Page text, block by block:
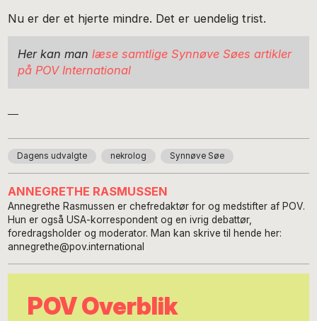
Nu er der et hjerte mindre. Det er uendelig trist.
Her kan man læse samtlige Synnøve Søes artikler
på POV International
Dagens udvalgte nekrolog Synnøve Søe
ANNEGRETHE RASMUSSEN
Annegrethe Rasmussen er chefredaktør for og medstifter af POV.
Hun er også USA-korrespondent og en ivrig debattør,
foredragsholder og moderator. Man kan skrive til hende her:
annegrethe@pov.international
POV Overblik